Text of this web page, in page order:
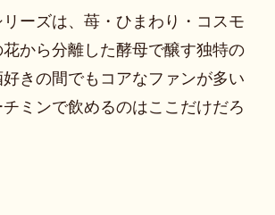
ーズは、苺・ひまわり・コスモ
から分離した酵母で醸す独特の
きの間でもコアなファンが多い
ミンで飲めるのはここだけだろ